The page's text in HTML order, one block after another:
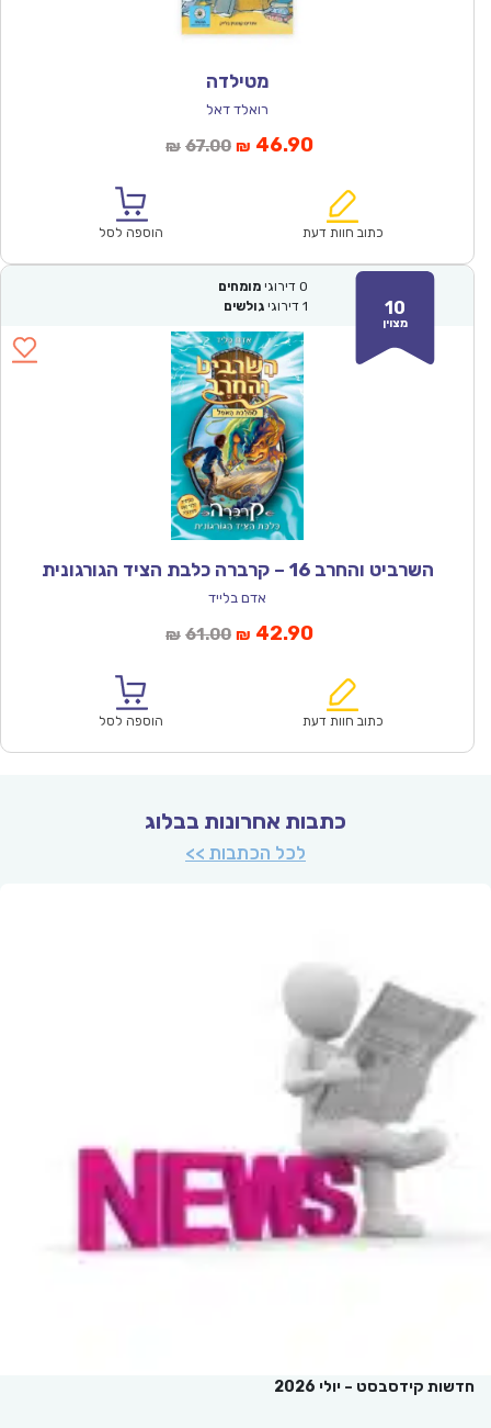
מטילדה
רואלד דאל
₪ 67.00המחיר
₪67.00.
₪ 46.90המחיר
הוא:
כתוב חוות דעת הוספה לסל
10
מצוין
0 דירוגי מומחים
1 דירוגי גולשים
השרביט והחרב 16 – קרברה כלבת הציד הגורגונית
אדם בלייד
₪ 61.00המחיר
₪61.00.
₪ 42.90המחיר
הוא:
כתוב חוות דעת הוספה לסל
כתבות אחרונות בבלוג
לכל הכתבות >>
חדשות קידסבסט – יולי 2026